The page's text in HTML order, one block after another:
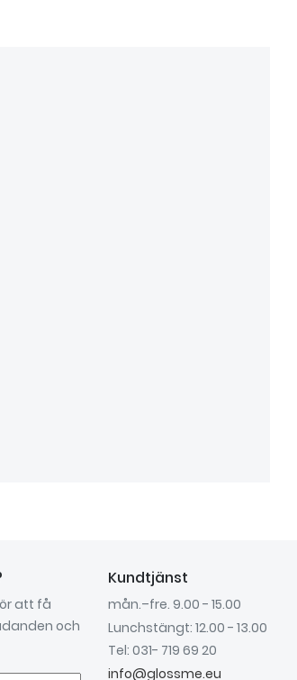
att få
och
Kundtjänst
mån.–fre. 9.00 - 15.00
Lunchstängt: 12.00 - 13.00
Tel: 031- 719 69 20
info@glossme.eu